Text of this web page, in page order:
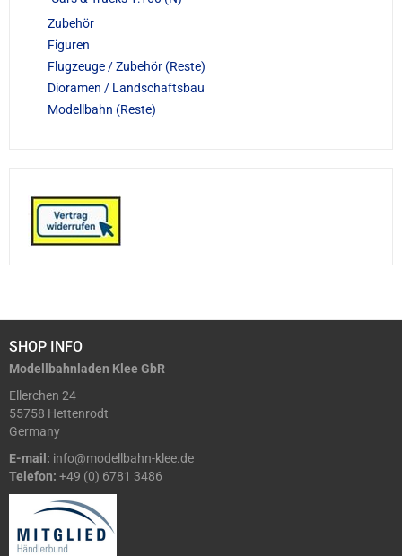
Zubehör
Figuren
Flugzeuge / Zubehör (Reste)
Dioramen / Landschaftsbau
Modellbahn (Reste)
SHOP INFO
Modellbahnladen Klee GbR
Ellerchen 24
55758 Hettenrodt
Germany
E-mail: info@modellbahn-klee.de
Telefon: +49 (0) 6781 3486